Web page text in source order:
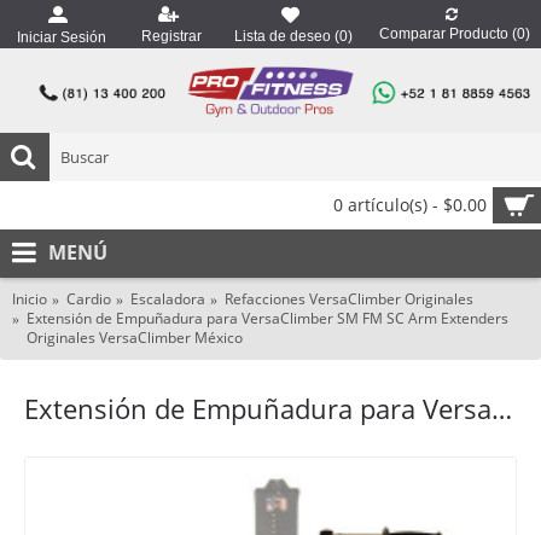
Iniciar Sesión Registrar Lista de deseo (0) Comparar Producto (0)
0 artículo(s) - $0.00
MENÚ
Inicio Cardio Escaladora
Refacciones VersaClimber Originales
Extensión de Empuñadura para VersaClimber SM FM SC Arm Extenders
Originales VersaClimber México
Extensión de Empuñadura para VersaClimber SM FM SC Arm Extenders Originales VersaClimber México